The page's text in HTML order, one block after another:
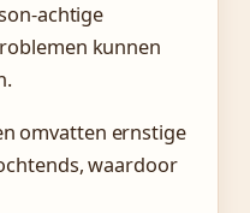
achtige
kunnen
omvatten ernstige
waardoor